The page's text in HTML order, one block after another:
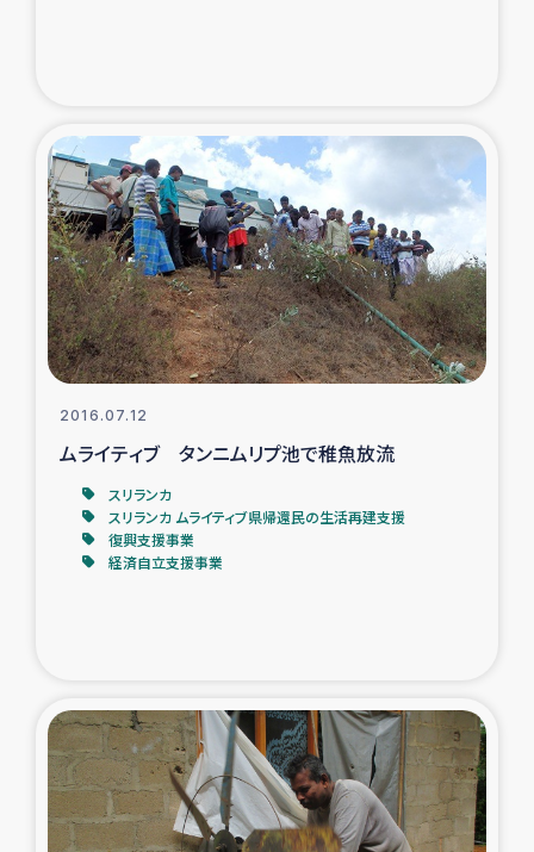
タイ国境ミャンマー移民子ども支援
漁民によるマングローブ植林活動
レバノンでのシリア難民への食糧・越冬支援
レバノンにおける緊急支援
レバノンでのシリア難民・レバノン人への農業支援
海外ルーツの市民との共生
復興応援隊の活動
仮設住宅生活支援・農業復興支援
2016.07.12
ムライティブ タンニムリプ池で稚魚放流
スリランカ
スリランカ ムライティブ県帰還民の生活再建支援
復興支援事業
経済自立支援事業